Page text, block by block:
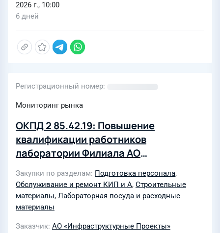
2026 г., 10:00
6 дней
Регистрационный номер
Мониторинг рынка
ОКПД 2 85.42.19: Повышение
квалификации работников
лаборатории Филиала АО
«СпецЭнергоРемонт» в области
«Современные строительные
материалы и их применение в
строительстве»
Закупки по разделам Подготовка персонала,
Обслуживание и ремонт КИП и А, Строительные
материалы, Лабораторная посуда и расходные
материалы
Заказчик АО «Инфраструктурные Проекты»